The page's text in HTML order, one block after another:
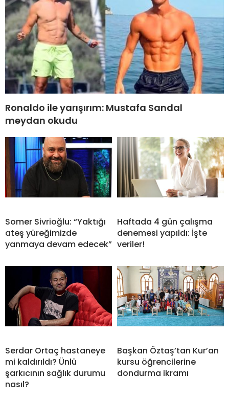
Ronaldo ile yarışırım: Mustafa Sandal
meydan okudu
Somer Sivrioğlu: “Yaktığı
ateş yüreğimizde
yanmaya devam edecek”
Haftada 4 gün çalışma
denemesi yapıldı: İşte
veriler!
Serdar Ortaç hastaneye
mi kaldırıldı? Ünlü
şarkıcının sağlık durumu
nasıl?
Başkan Öztaş’tan Kur’an
kursu öğrencilerine
dondurma ikramı